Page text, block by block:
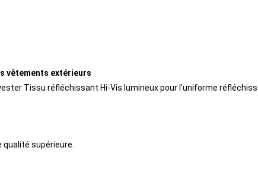
vêtements extérieurs
Tissu réfléchissant Hi-Vis lumineux pour l'uniforme
supérieure.